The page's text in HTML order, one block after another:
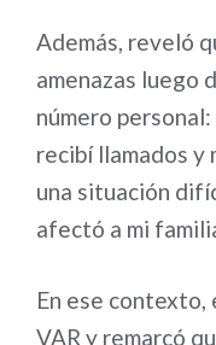
Además, reveló
amenazas luego
número
recibí llamados y
una situación
afectó a mi
En ese
VAR y remarcó